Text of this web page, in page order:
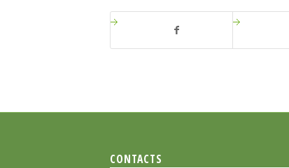
CONTACTS